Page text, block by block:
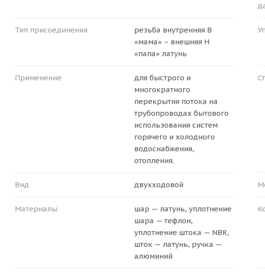
Тип присоединения
резьба внутренняя B
«мама» – внешняя H
«папа» латунь
Применение
для быстрого и
многократного
перекрытия потока на
трубопроводах бытового
использования систем
горячего и холодного
водоснабжения,
отопления.
Вид двухходовой
Материалы
шар — латунь, уплотнение
шара — тефлон,
уплотнение штока — NBR,
шток — латунь, ручка —
алюминий